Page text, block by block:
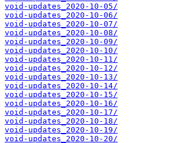
void-updates_2020-10-05/
void-updates_2020-10-06/
void-updates_2020-10-07/
void-updates_2020-10-08/
void-updates_2020-10-09/
void-updates_2020-10-10/
void-updates_2020-10-11/
void-updates_2020-10-12/
void-updates_2020-10-13/
void-updates_2020-10-14/
void-updates_2020-10-15/
void-updates_2020-10-16/
void-updates_2020-10-17/
void-updates_2020-10-18/
void-updates_2020-10-19/
void-updates_2020-10-20/